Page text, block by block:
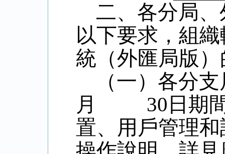
二、各分局
以下要求，組
統（外匯局版
（一）各分
月 30 日 期
置、用戶管理